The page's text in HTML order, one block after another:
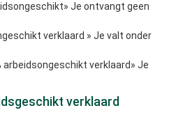
Je ontvangt geen
verklaard » Je valt onder
arbeidsongeschikt verklaard» Je
verklaard